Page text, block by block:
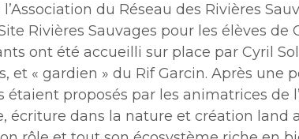
du Réseau des Rivières
Rivières Sauvages pour les élèves
ont été accueilli sur place par Cyril
et « gardien » du Rif Garcin. Après
étaient proposés par les animatrices de
écriture dans la nature et création